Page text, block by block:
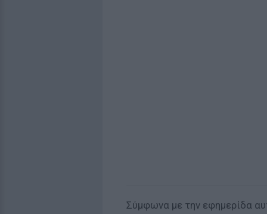
Σύμφωνα με την εφημερίδα